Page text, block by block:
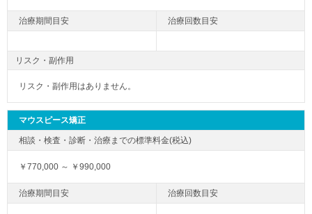
リスク・副作用
リスク・副作用はありません。
マウスピース矯正
￥770,000 ～ ￥990,000